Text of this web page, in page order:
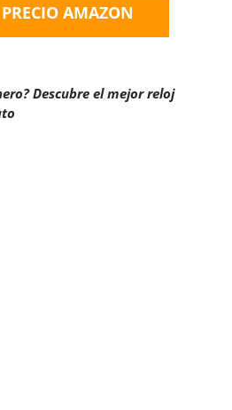
AMAZON
Descubre el mejor reloj